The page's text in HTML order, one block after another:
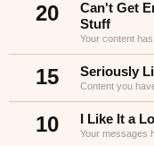
20
Can't Get
Stuff
Your content
15 Seriously
Content you
10 I Like It a
Your messages